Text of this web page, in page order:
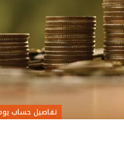
تفاصيل حساب